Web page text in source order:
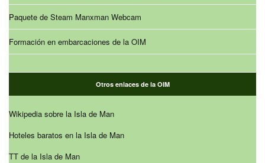
Paquete de Steam Manxman Webcam
Formación en embarcaciones de la OIM
Otros enlaces de la OIM
Wikipedia sobre la Isla de Man
Hoteles baratos en la Isla de Man
TT de la Isla de Man